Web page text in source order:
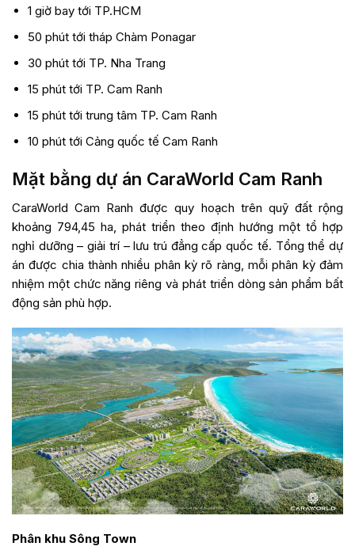
1 giờ bay tới TP.HCM
50 phút tới tháp Chàm Ponagar
30 phút tới TP. Nha Trang
15 phút tới TP. Cam Ranh
15 phút tới trung tâm TP. Cam Ranh
10 phút tới Cảng quốc tế Cam Ranh
Mặt bằng dự án CaraWorld Cam Ranh
CaraWorld Cam Ranh được quy hoạch trên quỹ đất rộng
khoảng 794,45 ha, phát triển theo định hướng một tổ hợp
nghỉ dưỡng – giải trí – lưu trú đẳng cấp quốc tế. Tổng thể dự
án được chia thành nhiều phân kỳ rõ ràng, mỗi phân kỳ đảm
nhiệm một chức năng riêng và phát triển dòng sản phẩm bất
động sản phù hợp.
Phân khu Sông Town